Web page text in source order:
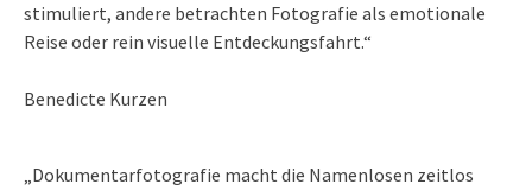
stimuliert, andere betrachten Fotografie als emotionale
Reise oder rein visuelle Entdeckungsfahrt.“
Benedicte Kurzen
„Dokumentarfotografie macht die Namenlosen zeitlos